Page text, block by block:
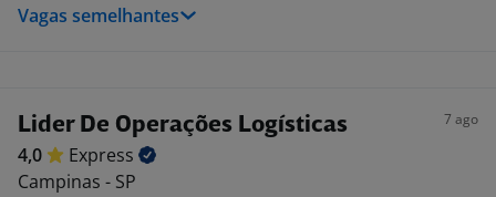
Vagas semelhantes
Lider De Operações Logísticas 7 ago
4,0
Express
Campinas - SP